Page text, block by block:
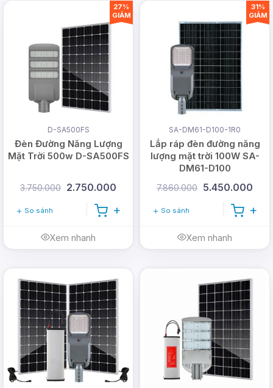
D-SA500FS
Đèn Đường Năng Lượng
Mặt Trời 500w D-SA500FS
3.750.000 2.750.000
So sánh
Xem nhanh
27%
GIẢM
SA-DM61-D100-1R0
Lắp ráp đèn đường năng
lượng mặt trời 100W SA-
DM61-D100
7.860.000 5.450.000
So sánh
Xem nhanh
31%
GIẢM